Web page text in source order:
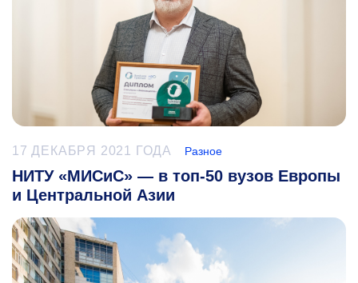
17 ДЕКАБРЯ 2021 ГОДА Разное
НИТУ «МИСиС» — в топ-50 вузов Европы
и Центральной Азии